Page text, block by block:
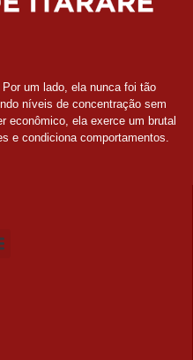
um lado, ela nunca foi tão
níveis de concentração sem
econômico, ela exerce um brutal
e condiciona comportamentos.